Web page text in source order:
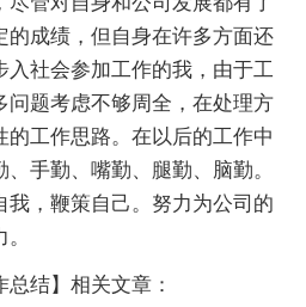
的成绩，但自身在许多方面还
入社会参加工作的我，由于工
问题考虑不够周全，在处理方
工作思路。在以后的工作中
手勤、嘴勤、腿勤、脑勤。
我，鞭策自己。努力为公司的
总结】相关文章：